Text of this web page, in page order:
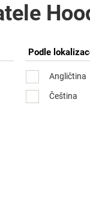
Podle
Angličtina
Čeština